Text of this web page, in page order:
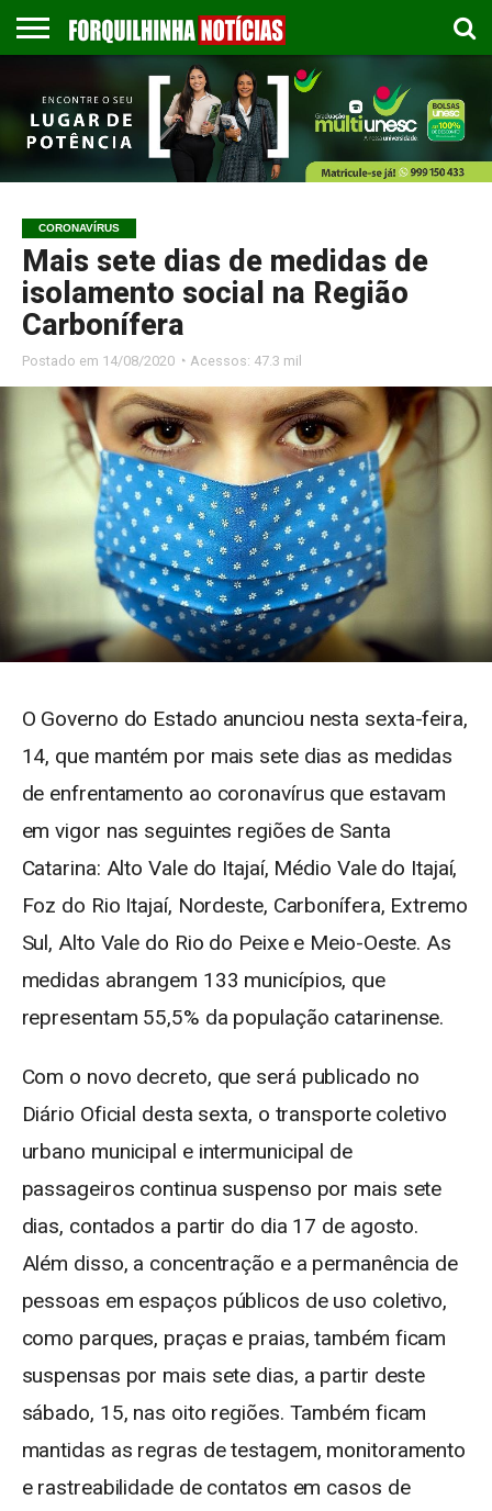
EMPREGOS
ESPORTES
PUBLICAÇÃO
LEGAL
GASTRONOMIA
CONTATO
CORONAVÍRUS
Mais sete dias de medidas de
isolamento social na Região
Carbonífera
Postado em 14/08/2020 ◔ Acessos: 47.3 mil
O Governo do Estado anunciou nesta sexta-feira,
14, que mantém por mais sete dias as medidas
de enfrentamento ao coronavírus que estavam
em vigor nas seguintes regiões de Santa
Catarina: Alto Vale do Itajaí, Médio Vale do Itajaí,
Foz do Rio Itajaí, Nordeste, Carbonífera, Extremo
Sul, Alto Vale do Rio do Peixe e Meio-Oeste. As
medidas abrangem 133 municípios, que
representam 55,5% da população catarinense.
Com o novo decreto, que será publicado no
Diário Oficial desta sexta, o transporte coletivo
urbano municipal e intermunicipal de
passageiros continua suspenso por mais sete
dias, contados a partir do dia 17 de agosto.
Além disso, a concentração e a permanência de
pessoas em espaços públicos de uso coletivo,
como parques, praças e praias, também ficam
suspensas por mais sete dias, a partir deste
sábado, 15, nas oito regiões. Também ficam
mantidas as regras de testagem, monitoramento
e rastreabilidade de contatos em casos de